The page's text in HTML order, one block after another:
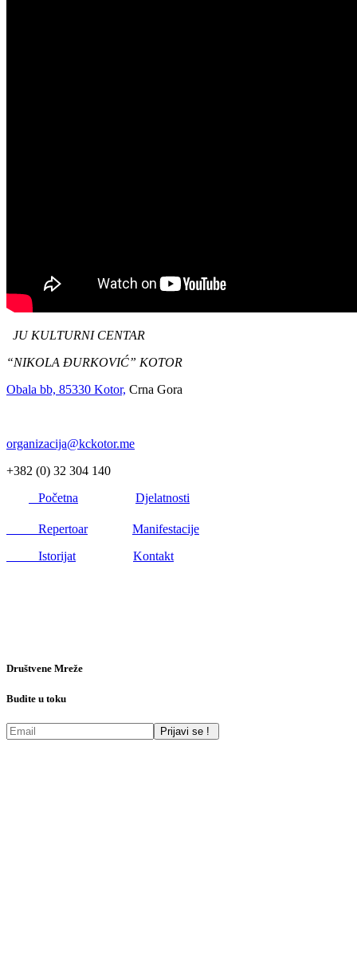
JU KULTURNI CENTAR
“NIKOLA ĐURKOVIĆ” KOTOR
Obala bb, 85330 Kotor, Crna Gora
organizacija@kckotor.me
+382 (0) 32 304 140
Početna
Djelatnosti
Repertoar
Manifestacije
Istorijat
Kontakt
Društvene Mreže
Budite u toku